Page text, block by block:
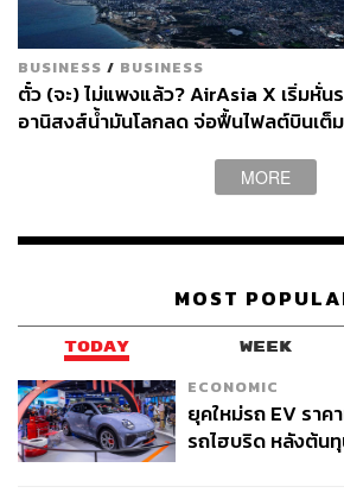
BUSINESS / BUSINESS
ตั๋ว (จะ) ไม่แพงแล้ว? AirAsia X เริ่มหั่น
อานิสงส์น้ำมันโลกลด จ่อฟื้นไฟลต์บินเต็
MORE
MOST
TODAY WEEK
ECONOMIC
ยุคใหม่รถ EV ราค
รถไฮบริด หลังต้น